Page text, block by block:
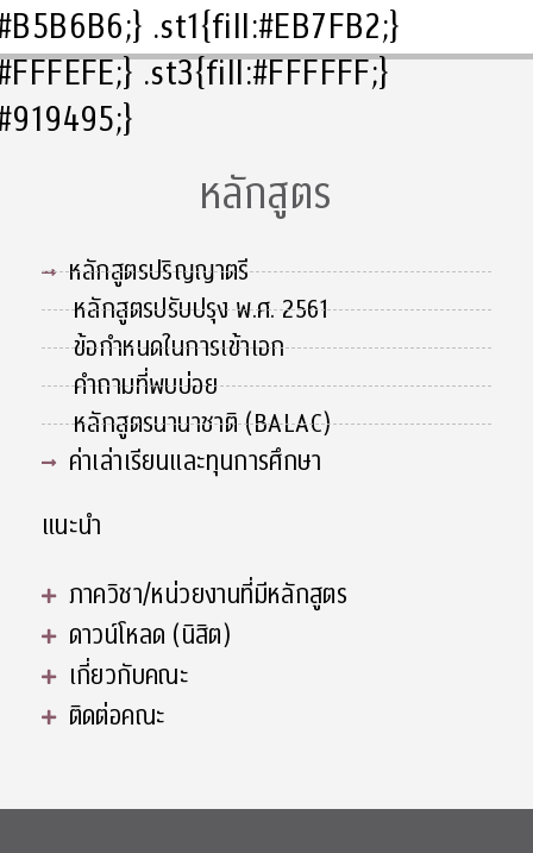
.st1{fill:#EB7FB2;}
.st3{fill:#FFFFFF;}
หลักสูตร
หลักสูตรปริญญาตรี
หลักสูตรปรับปรุง พ.ศ. 2561
ข้อกำหนดในการเข้าเอก
คำถามที่พบบ่อย
หลักสูตรนานาชาติ (BALAC)
ค่าเล่าเรียนและทุนการศึกษา
แนะนำ
ภาควิชา/หน่วยงานที่มีหลักสูตร
ดาวน์โหลด (นิสิต)
เกี่ยวกับคณะ
ติดต่อคณะ